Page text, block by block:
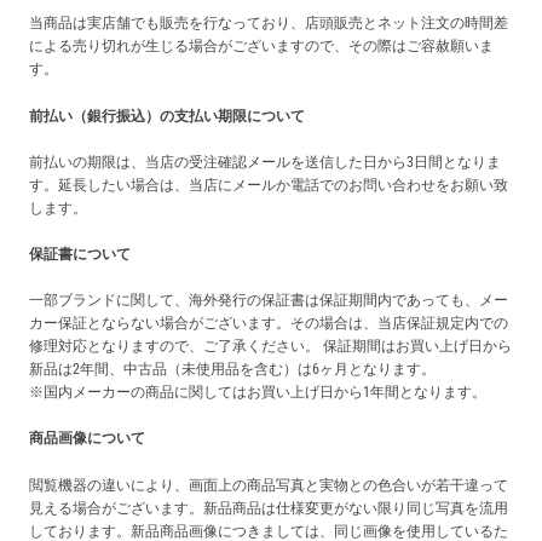
当商品は実店舗でも販売を行なっており、店頭販売とネット注文の時間差
による売り切れが生じる場合がございますので、その際はご容赦願いま
す。
前払い（銀行振込）の支払い期限について
前払いの期限は、当店の受注確認メールを送信した日から3日間となりま
す。延長したい場合は、当店にメールか電話でのお問い合わせをお願い致
します。
保証書について
一部ブランドに関して、海外発行の保証書は保証期間内であっても、メー
カー保証とならない場合がございます。その場合は、当店保証規定内での
修理対応となりますので、ご了承ください。 保証期間はお買い上げ日から
新品は2年間、中古品（未使用品を含む）は6ヶ月となります。
※国内メーカーの商品に関してはお買い上げ日から1年間となります。
商品画像について
閲覧機器の違いにより、画面上の商品写真と実物との色合いが若干違って
見える場合がございます。新品商品は仕様変更がない限り同じ写真を流用
しております。新品商品画像につきましては、同じ画像を使用しているた